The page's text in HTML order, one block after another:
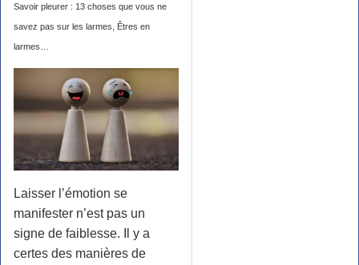
Savoir pleurer : 13 choses que vous ne
savez pas sur les larmes Êtres en
larmes
Laisser l’émotion se
manifester n’est pas un
signe de faiblesse. Il y a
certes des manières de